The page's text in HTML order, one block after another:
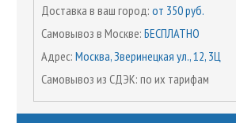
Доставка в ваш город: от 350 руб.
Самовывоз в Москве: БЕСПЛАТНО
Адрес: Москва, Зверинецкая ул., 12, 3Ц
Самовывоз из СДЭК: по их тарифам